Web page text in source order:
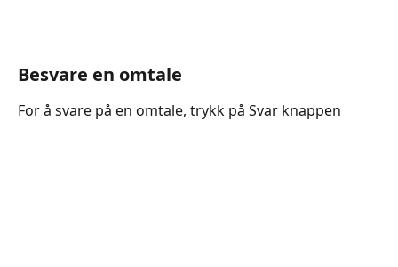
Besvare en omtale
For å svare på en omtale, trykk på Svar knappen